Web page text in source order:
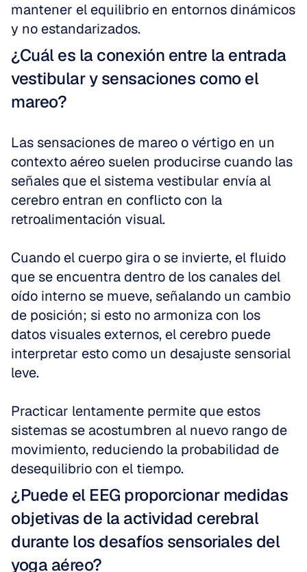
mantener el equilibrio en entornos dinámicos
y no estandarizados.
¿Cuál es la conexión entre la entrada
vestibular y sensaciones como el
mareo?
Las sensaciones de mareo o vértigo en un
contexto aéreo suelen producirse cuando las
señales que el sistema vestibular envía al
cerebro entran en conflicto con la
retroalimentación visual.
Cuando el cuerpo gira o se invierte, el fluido
que se encuentra dentro de los canales del
oído interno se mueve, señalando un cambio
de posición; si esto no armoniza con los
datos visuales externos, el cerebro puede
interpretar esto como un desajuste sensorial
leve.
Practicar lentamente permite que estos
sistemas se acostumbren al nuevo rango de
movimiento, reduciendo la probabilidad de
desequilibrio con el tiempo.
¿Puede el EEG proporcionar medidas
objetivas de la actividad cerebral
durante los desafíos sensoriales del
yoga aéreo?